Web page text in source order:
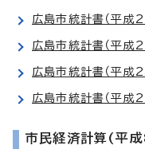
広島市統計書（平成
広島市統計書（平成
広島市統計書（平
広島市統計書（平
市民経済計算(平